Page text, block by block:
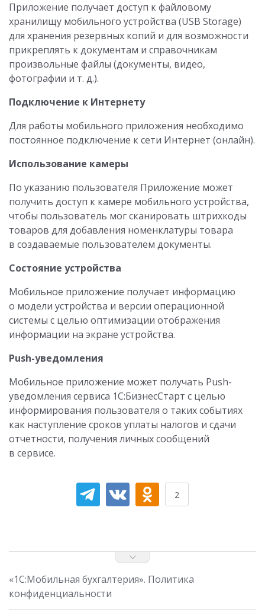
Приложение получает доступ к файловому
хранилищу мобильного устройства (USB Storage)
для хранения резервных копий и для возможности
прикреплять к документам и справочникам
произвольные файлы (документы, видео,
фотографии и т. д.).
Подключение к Интернету
Для работы мобильного приложения необходимо
постоянное подключение к сети Интернет (онлайн).
Использование камеры
По указанию пользователя Приложение может
получить доступ к камере мобильного устройства,
чтобы пользователь мог сканировать штрихкоды
товаров для добавления номенклатуры товара
в создаваемые пользователем документы.
Состояние устройства
Мобильное приложение получает информацию
о модели устройства и версии операционной
системы с целью оптимизации отображения
информации на экране устройства.
Push-уведомления
Мобильное приложение может получать Push-
уведомления сервиса 1С:БизнесСтарт с целью
информирования пользователя о таких событиях
как наступление сроков уплаты налогов и сдачи
отчетности, получения личных сообщений
в сервисе.
2
«1С:Мобильная бухгалтерия». Политика
конфиденциальности